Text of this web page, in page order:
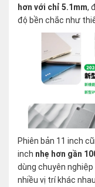
hơn với chỉ 5.1mm,
độ bền chắc như
Phiên bản 11 inch
inch nhẹ hơn gần
dùng chuyên
nhiều vị trí khác